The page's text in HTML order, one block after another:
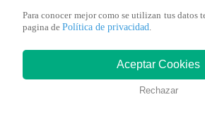
competencia. “Ayer estuve con él,
que necesito salvarme”, confesó.
Y, en el confesionario, agregó:“Me
Para conocer mejor como se utilizan tus datos
pagina de Política de privacidad.
Aceptar Cookies
Rechazar